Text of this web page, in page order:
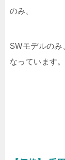
のみ。
SWモデルのみ
なっています。